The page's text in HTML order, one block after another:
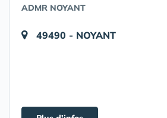
ADMR NOYANT
49490 - NOYANT